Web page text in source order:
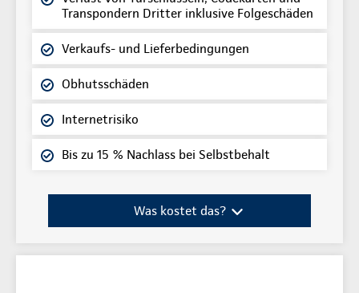
Transpondern Dritter inklusive Folgeschäden
Verkaufs- und Lieferbedingungen
Obhutsschäden
Internetrisiko
Bis zu 15 % Nachlass bei Selbstbehalt
Was kostet das?